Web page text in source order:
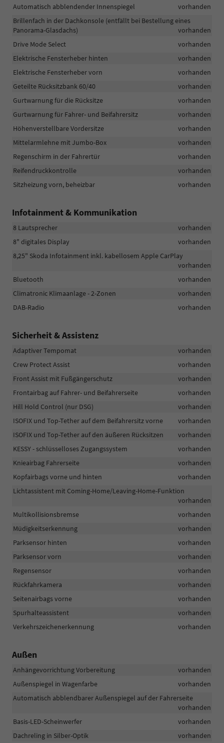
Automatisch abblendender Innenspiegel
vorhanden
Brillenfach in der Dachkonsole (entfällt bei Bestellung eines
Panorama-Glasdachs)
vorhanden
Drive Mode Select
vorhanden
Elektrische Fensterheber hinten
vorhanden
Elektrische Fensterheber vorn
vorhanden
Geteilte Rücksitzbank 60/40
vorhanden
Gurtwarnung für die Rücksitze
vorhanden
Gurtwarnung für Fahrer- und Beifahrersitz
vorhanden
Höhenverstellbare Vordersitze
vorhanden
Mittelarmlehne mit Jumbo-Box
vorhanden
Regenschirm in der Fahrertür
vorhanden
Reifendruckkontrolle
vorhanden
Sitzheizung vorn, beheizbar
vorhanden
Infotainment & Kommunikation
8 Lautsprecher
vorhanden
8" digitales Display
vorhanden
8,25" Skoda Infotainment inkl. kabellosem Apple CarPlay
vorhanden
Bluetooth
vorhanden
Climatronic Klimaanlage - 2-Zonen
vorhanden
DAB-Radio
vorhanden
Sicherheit & Assistenz
Adaptiver Tempomat
vorhanden
Crew Protect Assist
vorhanden
Front Assist mit Fußgängerschutz
vorhanden
Frontairbag auf Fahrer- und Beifahrerseite
vorhanden
Hill Hold Control (nur DSG)
vorhanden
ISOFIX und Top-Tether auf dem Beifahrersitz vorne
vorhanden
ISOFIX und Top-Tether auf den äußeren Rücksitzen
vorhanden
KESSY - schlüsselloses Zugangssystem
vorhanden
Knieairbag Fahrerseite
vorhanden
Kopfairbags vorne und hinten
vorhanden
Lichtassistent mit Coming-Home/Leaving-Home-Funktion
vorhanden
Multikollisionsbremse
vorhanden
Müdigkeitserkennung
vorhanden
Parksensor hinten
vorhanden
Parksensor vorn
vorhanden
Regensensor
vorhanden
Rückfahrkamera
vorhanden
Seitenairbags vorne
vorhanden
Spurhalteassistent
vorhanden
Verkehrszeichenerkennung
vorhanden
Außen
Anhängevorrichtung Vorbereitung
vorhanden
Außenspiegel in Wagenfarbe
vorhanden
Automatisch abblendbarer Außenspiegel auf der Fahrerseite
vorhanden
Basis-LED-Scheinwerfer
vorhanden
Dachreling in Silber-Optik
vorhanden